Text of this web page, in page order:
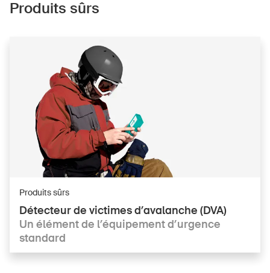
DE FR IT EN
Produits sûrs
Détecteur de victimes d’avalanche (DVA)
Un élément de l’équipement d’urgence
standard
Produits sûrs